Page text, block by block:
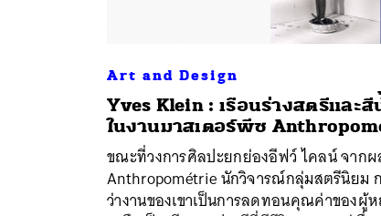
Art and Design
Yves Klein : เรือนร่างสตรีและสี
ในงานมาสเตอร์พีซ
ขณะที่วงการศิลปะยกย่องอีฟว์ ไคลน์ จากผ
Anthropométrie นักวิจารณ์กลุ่มสตรีนิยม
ว่างานของเขาเป็นการลดทอนคุณค่าของผู้